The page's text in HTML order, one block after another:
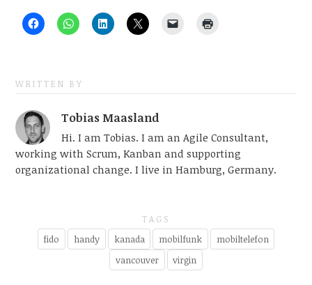
WRITTEN BY
Tobias Maasland
Hi. I am Tobias. I am an Agile Consultant,
working with Scrum, Kanban and supporting
organizational change. I live in Hamburg, Germany.
TAGS
fido handy kanada mobilfunk
mobiltelefon
vancouver
virgin